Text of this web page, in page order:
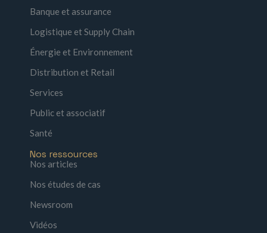
Banque et assurance
Logistique et Supply Chain
Énergie et Environnement
Distribution et Retail
Services
Public et associatif
Santé
Nos ressources
Nos articles
Nos études de cas
Newsroom
Vidéos